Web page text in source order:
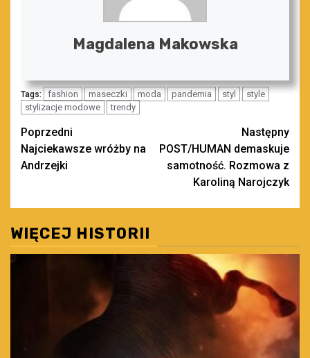
Magdalena Makowska
Tags: fashion maseczki moda pandemia styl
style
stylizacje modowe
trendy
Zobacz
wpisy
Poprzedni
Najciekawsze wróżby na
Andrzejki
Następny
POST/HUMAN demaskuje
samotność. Rozmowa z
Karoliną Narojczyk
WIĘCEJ HISTORII